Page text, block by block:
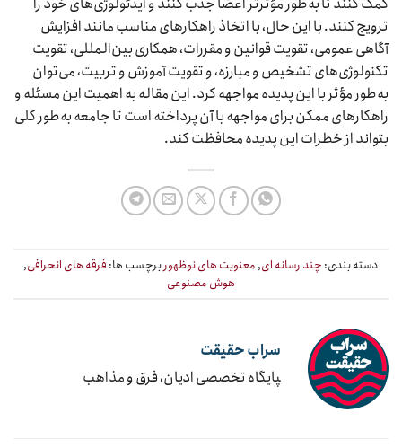
ترویج کنند. با این حال، با اتخاذ راهکارهای مناسب مانند افزایش
آگاهی عمومی، تقویت قوانین و مقررات، همکاری بین‌المللی، تقویت
تکنولوژی‌های تشخیص و مبارزه، و تقویت آموزش و تربیت، می‌توان
به‌طور مؤثر با این پدیده مواجهه کرد. این مقاله به اهمیت این مسئله و
راهکارهای ممکن برای مواجهه با آن پرداخته است تا جامعه به‌طور کلی
بتواند از خطرات این پدیده محافظت کند.
دسته بندی: چند رسانه ای, معنویت های نوظهور برچسب ها: فرقه های انحرافی,
هوش مصنوعی
سراب حقیقت
‍پایگاه تخصصی ادیان، فرق و مذاهب